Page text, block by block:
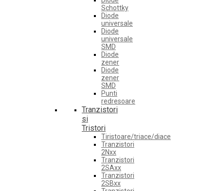
Schottky
Diode
universale
Diode
universale
SMD
Diode
zener
Diode
zener
SMD
Punti
redresoare
Tranzistori
si
Tristori
Tiristoare/triace/diace
Tranzistori
2Nxx
Tranzistori
2SAxx
Tranzistori
2SBxx